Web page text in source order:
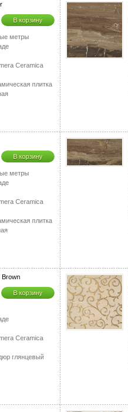
В корзину
метры
Ceramica
плитка
В корзину
метры
Ceramica
плитка
Brown
В корзину
Ceramica
глянцевый